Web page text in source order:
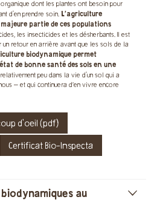
dont les plantes ont besoin pour
d'en prendre soin. L'agriculture
partie de ces populations
les insecticides et les désherbants. Il est
un retour en arrière avant que les sols de la
biodynamique permet
de bonne santé des sols en une
peu dans la vie d'un sol qui a
– et qui continuera d’en vivre encore
d'oeil (pdf)
Certificat Bio-Inspecta
au
]